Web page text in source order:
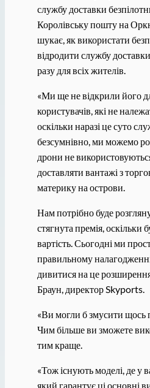
службу доставки
Королівську пошту на
шукає, як використати
відродити службу доставки
разу для всіх жителів.
«Ми ще не відкрили його
користувачів, які не
оскільки наразі це суто
безсумнівно, ми можемо
дрони не
доставляти вантажі з
материку на острови.
Нам потрібно буде
стягнута премія, оскільки
вартість. Сьогодні ми
правильному
дивитися на це
Браун, директор Skyports.
«Ви могли б змусити щось
Чим більше ви зможете
тим краще.
«Тож існують моделі, де у
який гарантує ці основні